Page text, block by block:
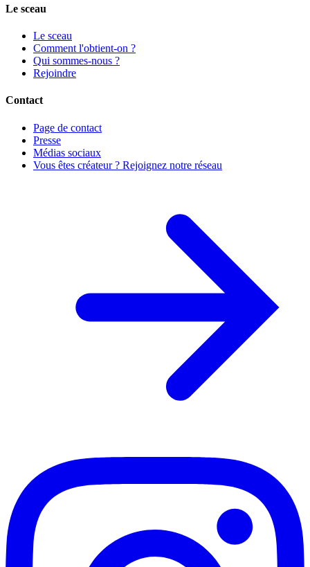
Le sceau
Le sceau
Comment l'obtient-on ?
Qui sommes-nous ?
Rejoindre
Contact
Page de contact
Presse
Médias sociaux
Vous êtes créateur ? Rejoignez notre réseau